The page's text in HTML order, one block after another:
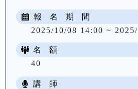
報 名 期 間
2025/10/08 14:00 ~
名 額
40
講 師